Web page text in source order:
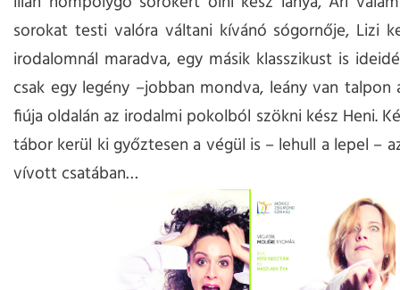
sorokat testi valóra váltani kívánó sógornője, Lizi
irodalomnál maradva, egy másik klasszikust is
csak egy legény –jobban mondva, leány van talpon
fiúja oldalán az irodalmi pokolból szökni kész Heni.
tábor kerül ki győztesen a végül is – lehull a lepel –
vívott csatában…